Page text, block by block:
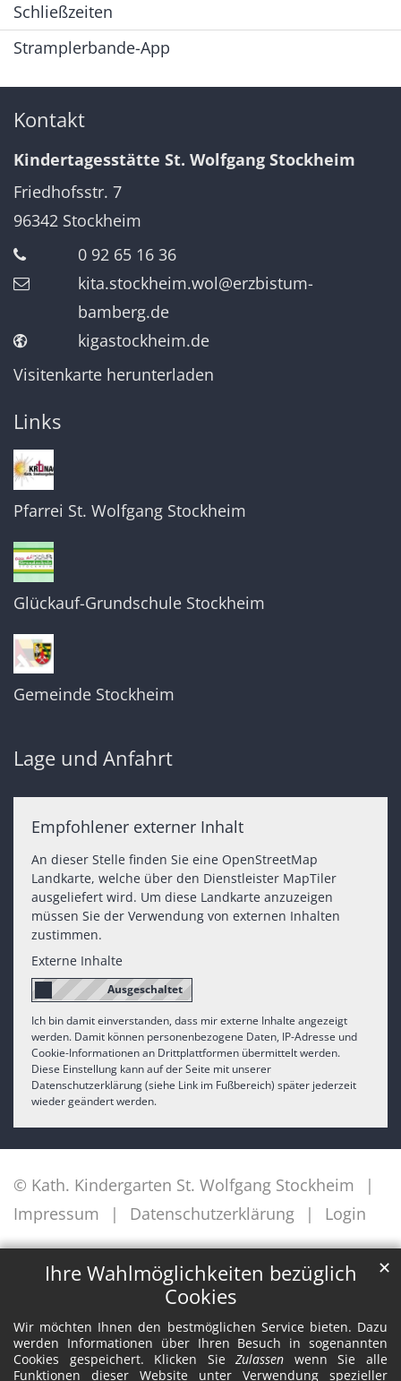
Ihre Wahlmöglichkeiten bezüglich
Cookies
Wir möchten Ihnen den bestmöglichen Service bieten. Dazu
werden Informationen über Ihren Besuch in sogenannten
Cookies gespeichert. Klicken SieZulassen wenn Sie alle
Funktionen dieser Website unter Verwendung spezieller
✕
Schließzeiten
Stramplerbande-App
Kontakt
Kindertagesstätte St. Wolfgang Stockheim
Friedhofsstr. 7
96342 Stockheim
0 92 65 16 36
kita.stockheim.wol@erzbistum-
bamberg.de
kigastockheim.de
Visitenkarte herunterladen
Links
Pfarrei St. Wolfgang Stockheim
Glückauf-Grundschule Stockheim
Gemeinde Stockheim
Lage und Anfahrt
Empfohlener externer Inhalt
An dieser Stelle finden Sie eine OpenStreetMap
Landkarte, welche über den Dienstleister MapTiler
ausgeliefert wird. Um diese Landkarte anzuzeigen
müssen Sie der Verwendung von externen Inhalten
zustimmen.
Externe Inhalte
Ich bin damit einverstanden, dass mir externe Inhalte angezeigt
werden. Damit können personenbezogene Daten, IP-Adresse und
Cookie-Informationen an Drittplattformen übermittelt werden.
Diese Einstellung kann auf der Seite mit unserer
Datenschutzerklärung (siehe Link im Fußbereich) später jederzeit
wieder geändert werden.
© Kath. Kindergarten St. Wolfgang Stockheim
Impressum
Datenschutzerklärung Login